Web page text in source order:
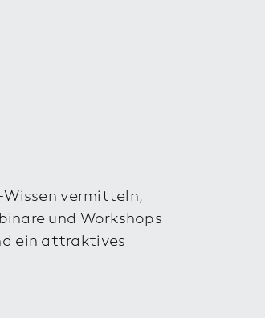
vermitteln,
und Workshops
ein attraktives